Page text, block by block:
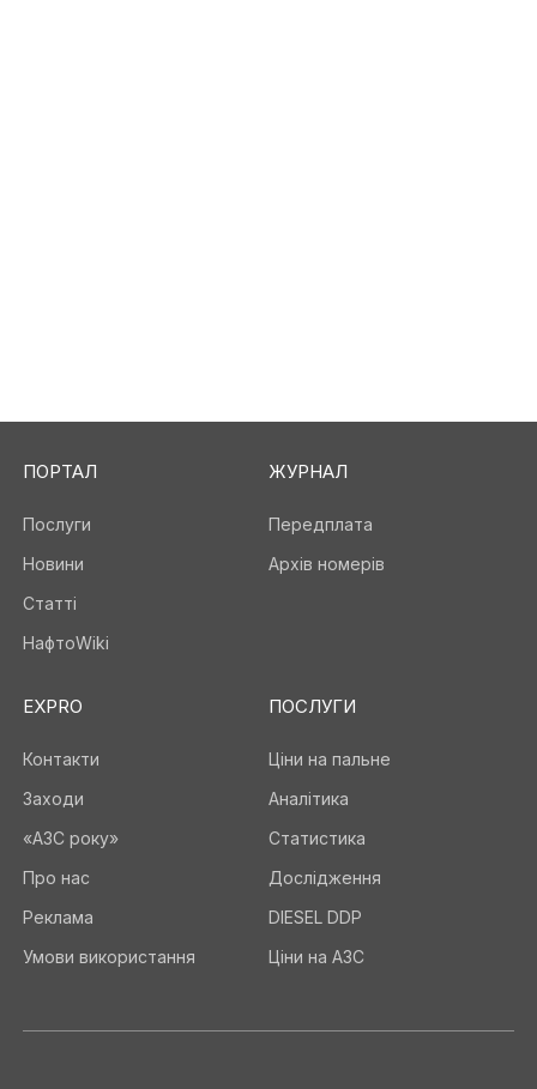
ПОРТАЛ
Послуги
Новини
Статті
НафтоWiki
ЖУРНАЛ
Передплата
Архів номерів
EXPRO
Контакти
Заходи
«АЗС року»
Про нас
Реклама
Умови використання
ПОСЛУГИ
Ціни на пальне
Аналітика
Статистика
Дослідження
DIESEL DDP
Ціни на АЗС